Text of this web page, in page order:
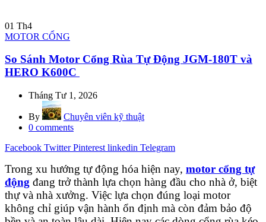
01 Th4
MOTOR CỔNG
So Sánh Motor Cổng Rùa Tự Động JGM-180T và
HERO K600C
Tháng Tư 1, 2026
By
Chuyên viên kỹ thuật
0 comments
Facebook Twitter Pinterest linkedin Telegram
Trong xu hướng tự động hóa hiện nay, motor cổng tự
động đang trở thành lựa chọn hàng đầu cho nhà ở, biệt
thự và nhà xưởng. Việc lựa chọn đúng loại motor
không chỉ giúp vận hành ổn định mà còn đảm bảo độ